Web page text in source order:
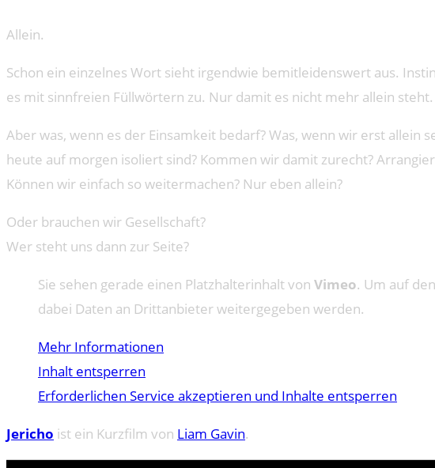
Allein.
Schon ein einzelnes Wort sieht irgendwie bemitleidenswert aus.
es mit sinnfreien Füllwörtern zu. Nur damit es nicht mehr allein steht.
Aber was, wenn es der Einsamkeit bedarf? Was, wenn wir erst allein
heute auf morgen isoliert sind? Kommen wir damit zurecht?
Können wir einfach so weitermachen? Nur eben allein?
Oder brauchen wir Gesellschaft?
Wer steht uns dann zur Seite?
Sie sehen gerade einen Platzhalterinhalt von Vimeo. Um auf
dabei Daten an Drittanbieter weitergegeben werden.
Mehr Informationen
Inhalt entsperren
Erforderlichen Service akzeptieren und Inhalte entsperren
Jericho ist ein Kurzfilm von Liam Gavin.